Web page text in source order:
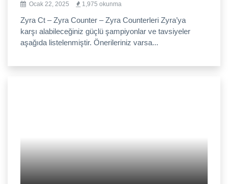
Ocak 22, 2025 1,975 okunma
Zyra Ct – Zyra Counter – Zyra Counterleri Zyra’ya
karşı alabileceğiniz güçlü şampiyonlar ve tavsiyeler
aşağıda listelenmiştir. Önerileriniz varsa...